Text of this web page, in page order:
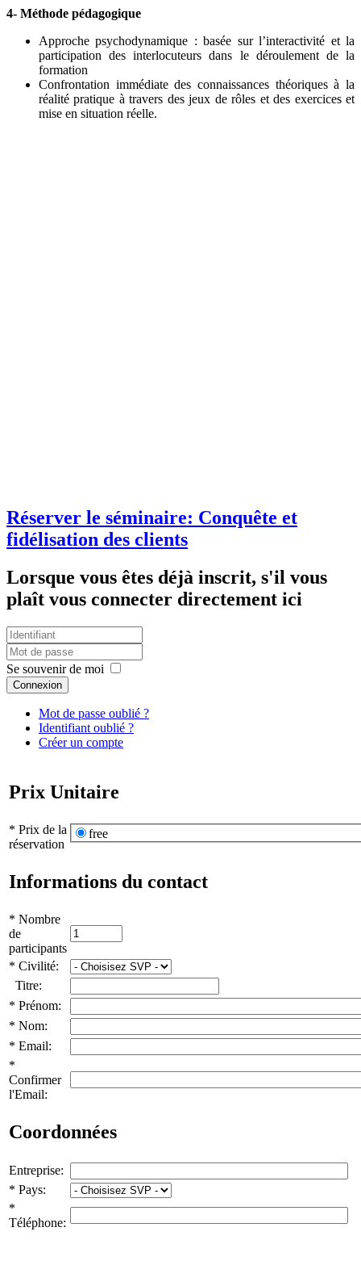
4- Méthode pédagogique
Approche psychodynamique : basée sur l’interactivité et la
participation des interlocuteurs dans le déroulement de la
formation
Confrontation immédiate des connaissances théoriques à la
réalité pratique à travers des jeux de rôles et des exercices et
mise en situation réelle.
Réserver le séminaire: Conquête et
fidélisation des clients
Lorsque vous êtes déjà inscrit, s'il vous
plaît vous connecter directement ici
Se souvenir de moi
Connexion
Mot de passe oublié ?
Identifiant oublié ?
Créer un compte
Prix Unitaire
* Prix de la
réservation
free
Informations du contact
* Nombre
de
participants
* Civilité:
Titre:
* Prénom:
* Nom:
* Email:
*
Confirmer
l'Email:
Coordonnées
Entreprise:
* Pays:
*
Téléphone: